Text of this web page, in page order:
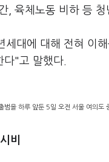
육체노동 비하 등
대에 대해 전혀 이
다"고 말했다.
범을 하루 앞둔 5일 오전 서울 여의
비